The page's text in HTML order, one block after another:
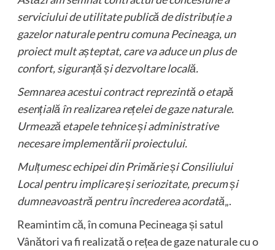
serviciului de utilitate publică de distribuție a
gazelor naturale pentru comuna Pecineaga, un
proiect mult așteptat, care va aduce un plus de
confort, siguranță și dezvoltare locală.
Semnarea acestui contract reprezintă o etapă
esențială în realizarea rețelei de gaze naturale.
Urmează etapele tehnice și administrative
necesare implementării proiectului.
Mulțumesc echipei din Primărie și Consiliului
Local pentru implicare și seriozitate, precum și
dumneavoastră pentru încrederea acordată„.
Reamintim că, în comuna Pecineaga și satul
Vânători va fi realizată o rețea de gaze naturale cu o